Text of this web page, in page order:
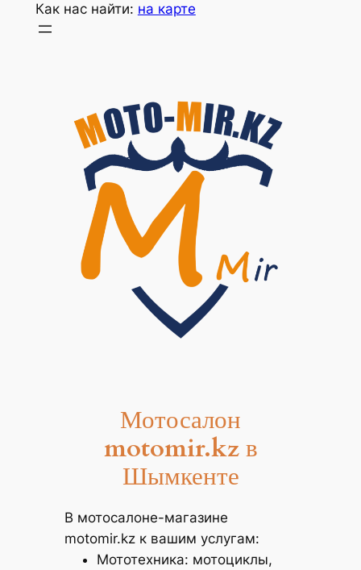
Как нас найти: на карте
Мотосалон
motomir.kzв
Шымкенте
В мотосалоне-магазине
motomir.kz к вашим услугам:
Мототехника: мотоциклы,